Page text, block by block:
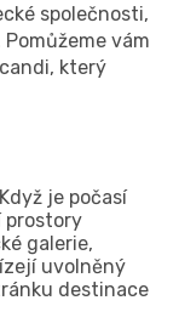
společnosti,
vám
který
Když je počasí
prostory
galerie,
uvolněný
destinace